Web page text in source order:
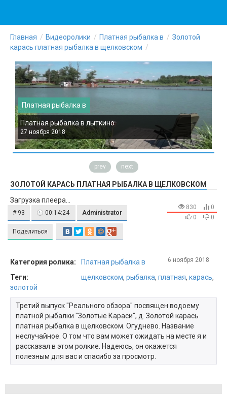
Главная Видеоролики Платная рыбалка в
Золотой
карась платная рыбалка в щелковском
Платная рыбалка в
Платная рыбалка в лыткино
27 ноября 2018
prev next
ЗОЛОТОЙ КАРАСЬ ПЛАТНАЯ РЫБАЛКА В ЩЕЛКОВСКОМ
Загрузка плеера...
# 93 00:14:24 Administrator
Поделиться
830
0
0
0
Категория ролика:
Платная рыбалка в
Теги:
щелковском, рыбалка, платная, карась,
золотой
Третий выпуск "Реального обзора" посвящен водоему
платной рыбалки "Золотые Караси", д. Золотой карась
платная рыбалка в щелковском. Огуднево. Название
неслучайное. О том что вам может ожидать на месте я и
рассказал в этом ролкие. Надеюсь, он окажется
полезным для вас и спасибо за просмотр.
6 ноября 2018